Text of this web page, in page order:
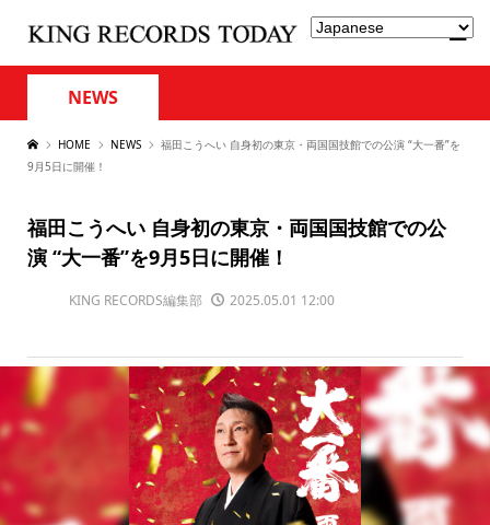
NEWS
HOME NEWS
福田こうへい 自身初の東京・両国国技館での公演 “大一番”を
9月5日に開催！
福田こうへい 自身初の東京・両国国技館での公
演 “大一番”を9月5日に開催！
KING RECORDS編集部 2025.05.01 12:00